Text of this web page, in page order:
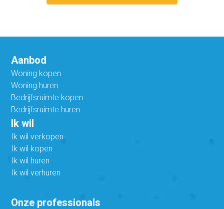
Aanbod
Woning kopen
Woning huren
Bedrijfsruimte kopen
Bedrijfsruimte huren
Ik wil
Ik wil verkopen
Ik wil kopen
Ik wil huren
Ik wil verhuren
Onze professionals